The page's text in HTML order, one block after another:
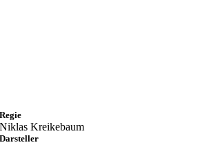
Regie
Niklas Kreikebaum
Darsteller